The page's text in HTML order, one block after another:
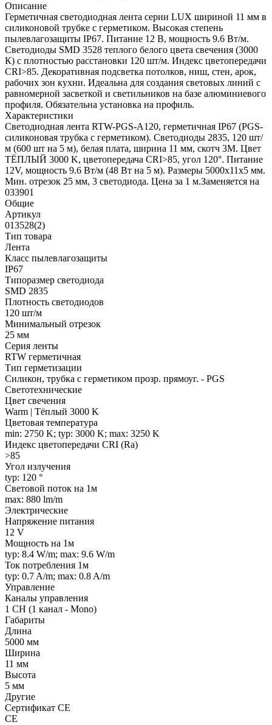
Описание
Герметичная светодиодная лента серии LUX шириной 11 мм в
силиконовой трубке с герметиком. Высокая степень
пылевлагозащиты IP67. Питание 12 В, мощность 9.6 Вт/м.
Светодиоды SMD 3528 теплого белого цвета свечения (3000
К) с плотностью расстановки 120 шт/м. Индекс цветопередачи
CRI>85. Декоративная подсветка потолков, ниш, стен, арок,
рабочих зон кухни. Идеальна для создания световых линий с
равномерной засветкой и светильников на базе алюминиевого
профиля. Обязательна установка на профиль.
Характеристики
Светодиодная лента RTW-PGS-A120, герметичная IP67 (PGS-
силиконовая трубка с герметиком). Светодиоды 2835, 120 шт/
м (600 шт на 5 м), белая плата, ширина 11 мм, скотч 3M. Цвет
ТЁПЛЫЙ 3000 K, цветопередача CRI>85, угол 120°. Питание
12V, мощность 9.6 Вт/м (48 Вт на 5 м). Размеры 5000x11x5 мм.
Мин. отрезок 25 мм, 3 светодиода. Цена за 1 м.Заменяется на
033901
Общие
Артикул
013528(2)
Тип товара
Лента
Класс пылевлагозащиты
IP67
Типоразмер светодиода
SMD 2835
Плотность светодиодов
120 шт/м
Минимальный отрезок
25 мм
Серия ленты
RTW герметичная
Тип герметизации
Силикон, трубка с герметиком прозр. прямоуг. - PGS
Светотехнические
Цвет свечения
Warm | Тёплый 3000 K
Цветовая температура
min: 2750 K; typ: 3000 K; max: 3250 K
Индекс цветопередачи CRI (Ra)
>85
Угол излучения
typ: 120 °
Световой поток на 1м
max: 880 lm/m
Электрические
Напряжение питания
12 V
Мощность на 1м
typ: 8.4 W/m; max: 9.6 W/m
Ток потребления 1м
typ: 0.7 A/m; max: 0.8 A/m
Управление
Каналы управления
1 CH (1 канал - Mono)
Габариты
Длина
5000 мм
Ширина
11 мм
Высота
5 мм
Другие
Сертификат CE
CE